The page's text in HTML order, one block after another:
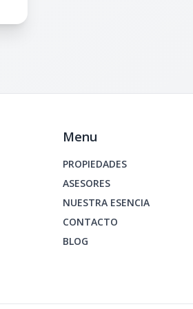
Menu
PROPIEDADES
ASESORES
NUESTRA ESENCIA
CONTACTO
BLOG